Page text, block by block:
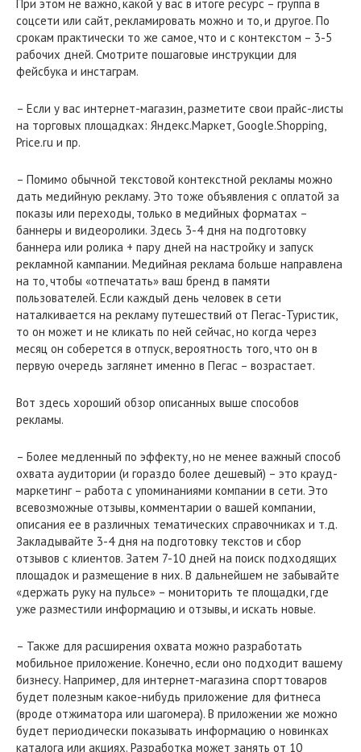
При этом не важно, какой у вас в итоге ресурс – группа в
соцсети или сайт, рекламировать можно и то, и другое. По
срокам практически то же самое, что и с контекстом – 3-5
рабочих дней. Смотрите пошаговые инструкции для
фейсбука и инстаграм.
– Если у вас интернет-магазин, разметите свои прайс-листы
на торговых площадках: Яндекс.Маркет, Google.Shopping,
Price.ru и пр.
– Помимо обычной текстовой контекстной рекламы можно
дать медийную рекламу. Это тоже объявления с оплатой за
показы или переходы, только в медийных форматах –
баннеры и видеоролики. Здесь 3-4 дня на подготовку
баннера или ролика + пару дней на настройку и запуск
рекламной кампании. Медийная реклама больше направлена
на то, чтобы «отпечатать» ваш бренд в памяти
пользователей. Если каждый день человек в сети
наталкивается на рекламу путешествий от Пегас-Туристик,
то он может и не кликать по ней сейчас, но когда через
месяц он соберется в отпуск, вероятность того, что он в
первую очередь заглянет именно в Пегас – возрастает.
Вот здесь хороший обзор описанных выше способов
рекламы.
– Более медленный по эффекту, но не менее важный способ
охвата аудитории (и гораздо более дешевый) – это крауд-
маркетинг – работа с упоминаниями компании в сети. Это
всевозможные отзывы, комментарии о вашей компании,
описания ее в различных тематических справочниках и т.д.
Закладывайте 3-4 дня на подготовку текстов и сбор
отзывов с клиентов. Затем 7-10 дней на поиск подходящих
площадок и размещение в них. В дальнейшем не забывайте
«держать руку на пульсе» – мониторить те площадки, где
уже разместили информацию и отзывы, и искать новые.
– Также для расширения охвата можно разработать
мобильное приложение. Конечно, если оно подходит вашему
бизнесу. Например, для интернет-магазина спорттоваров
будет полезным какое-нибудь приложение для фитнеса
(вроде отжиматора или шагомера). В приложении же можно
будет периодически показывать информацию о новинках
каталога или акциях. Разработка может занять от 10